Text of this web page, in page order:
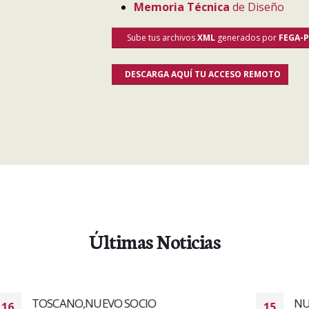
Memoria Técnica de Diseño
Sube tus archivosXML generados por FEGA-
DESCARGA AQUÍ TU ACCESO REMOTO
Últimas Noticias
NUEVO ASOCIADO DE ASINEC